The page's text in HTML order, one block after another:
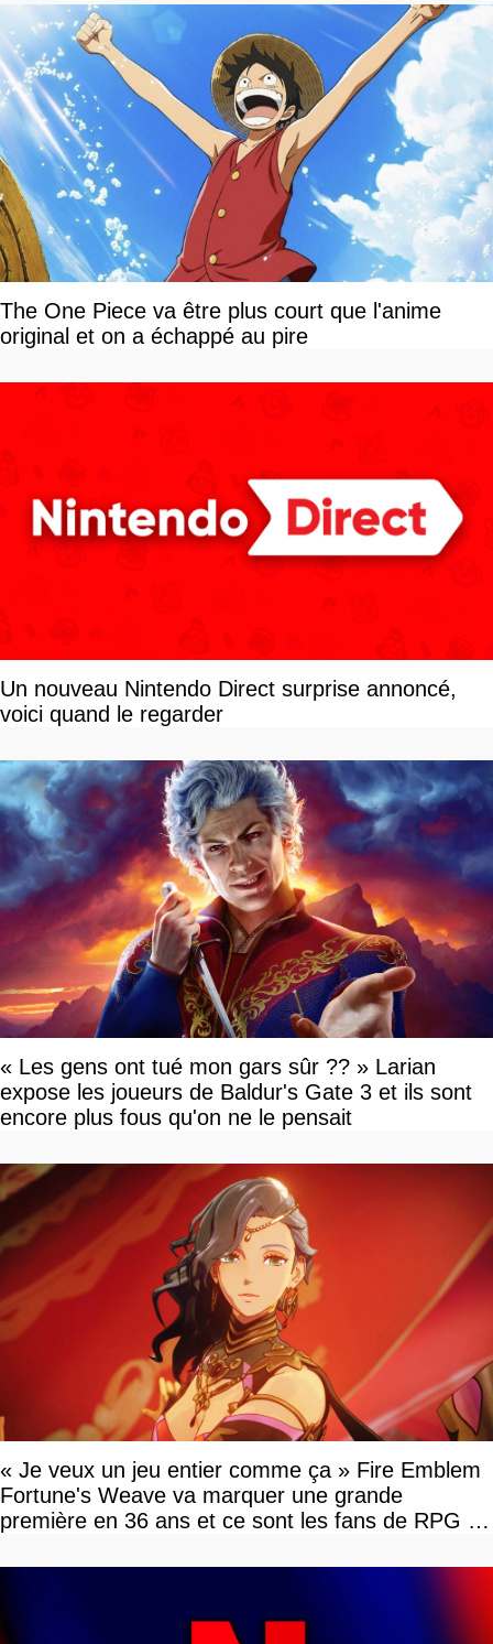
The One Piece va être plus court que l'anime
original et on a échappé au pire
Un nouveau Nintendo Direct surprise annoncé,
voici quand le regarder
« Les gens ont tué mon gars sûr ?? » Larian
expose les joueurs de Baldur's Gate 3 et ils sont
encore plus fous qu'on ne le pensait
« Je veux un jeu entier comme ça » Fire Emblem
Fortune's Weave va marquer une grande
première en 36 ans et ce sont les fans de RPG en